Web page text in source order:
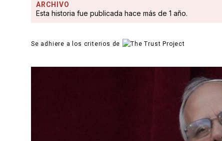
ARCHIVO
Esta historia fue publicada hace más de 1 año.
Se adhiere a los criterios de